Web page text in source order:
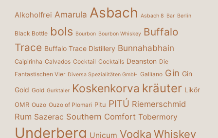
Alkoholfrei Amarula Asbach Asbach 8 Bar Berlin
Black Bottle bols Bourbon Bourbon Whiskey Buffalo
Trace Buffalo Trace Distillery Bunnahabhain
Caipirinha Calvados Cocktail Cocktails Deanston Die
Fantastischen Vier Diversa Spezialitäten GmbH Galliano Gin Gin
Gold Gold Gurktaler Koskenkorva kräuter Likör
OMR Ouzo Ouzo of Plomari Pitu PITÚ Riemerschmid
Rum Sazerac Southern Comfort Tobermory
Underberg Unicum Vodka Whiskey